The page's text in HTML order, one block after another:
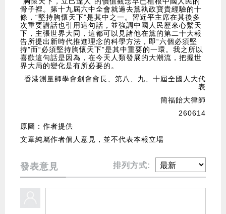
骨子裡。第十九屆六中全會就過去黨執政寶貴經驗的十
條，“堅持胸懷天下”是其中之一。習近平主席在其後多
次重要講話也引用這句話，並強調中國人民歷來心繫天
下，主張世界大同，這都可以見諸他在黨的第二十大報
告所提出新時代推進理念的科學方法，即“六個必須堅
持”而“必須堅持胸懷天下”是其中重要的一環。我之所以
喜歡這句話是因為，在今天人類發展的大潮流，把握世
界大局的變化是有所必要的。
香港測量師學會創會會長、第八、九、十屆全國人大代
表
簡福飴大律師
260614
原圖：作者提供
文章純屬作者個人意見，並不代表本報立場
發表意見 排列方式: